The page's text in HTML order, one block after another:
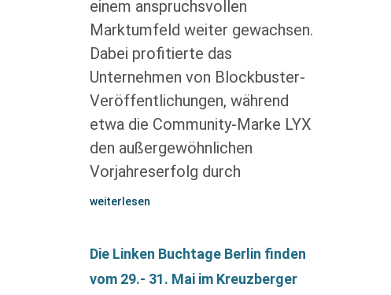
einem anspruchsvollen
Marktumfeld weiter gewachsen.
Dabei profitierte das
Unternehmen von Blockbuster-
Veröffentlichungen, während
etwa die Community-Marke LYX
den außergewöhnlichen
Vorjahreserfolg durch
weiterlesen
Die Linken Buchtage Berlin finden
vom 29.- 31. Mai im Kreuzberger